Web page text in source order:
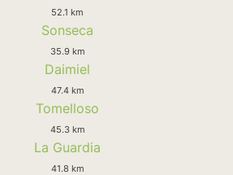
52.1 km
Sonseca
35.9 km
Daimiel
47.4 km
Tomelloso
45.3 km
La Guardia
41.8 km